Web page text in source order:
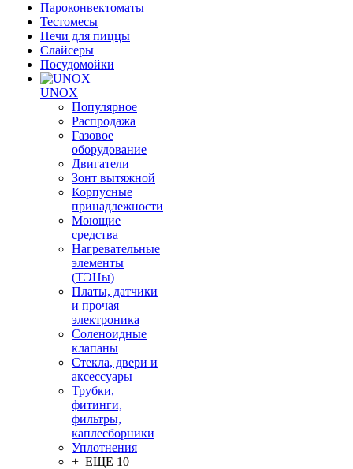
Пароконвектоматы
Тестомесы
Печи для пиццы
Слайсеры
Посудомойки
UNOX
Популярное
Распродажа
Газовое
оборудование
Двигатели
Зонт вытяжной
Корпусные
принадлежности
Моющие
средства
Нагревательные
элементы
(ТЭНы)
Платы, датчики
и прочая
электроника
Соленоидные
клапаны
Стекла, двери и
аксессуары
Трубки,
фитинги,
фильтры,
каплесборники
Уплотнения
+ ЕЩЕ 10